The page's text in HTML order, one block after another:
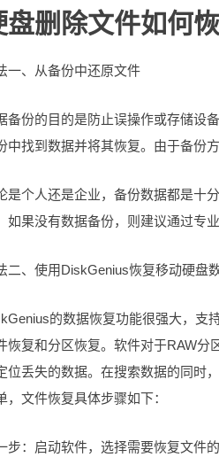
盘删除文件如何
一、从备份中还原文件
备份的目的是防止误操作或存储设
中找到数据并将其恢复。由于备份
是个人还是企业，备份数据都是十
如果没有数据备份，则建议通过专
二、使用DiskGenius恢复移动硬盘
的数据恢复功能很强大，支
恢复和分区恢复。软件对于RAW分
位丢失的数据。在搜索数据的同时
，文件恢复具体步骤如下：
步：启动软件，选择需要恢复文件